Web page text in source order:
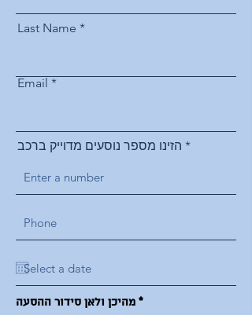
Last Name
Email
הזינו מספר נוסעים מדוייק ברכב
מהיכן ולאן סידור ההסעה *